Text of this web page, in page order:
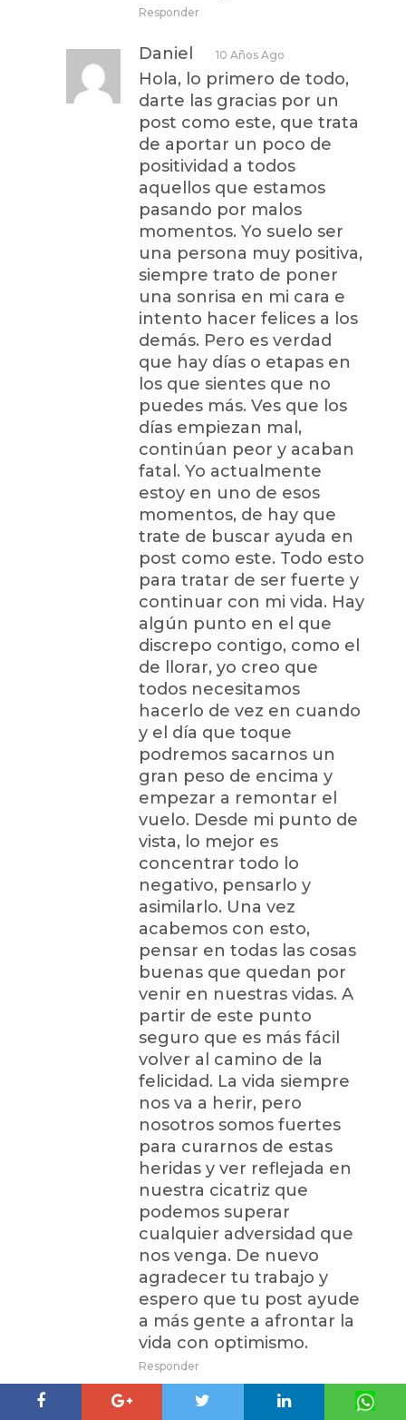
Responder
Daniel 10 Años Ago
Hola, lo primero de todo,
darte las gracias por un
post como este, que trata
de aportar un poco de
positividad a todos
aquellos que estamos
pasando por malos
momentos. Yo suelo ser
una persona muy positiva,
siempre trato de poner
una sonrisa en mi cara e
intento hacer felices a los
demás. Pero es verdad
que hay días o etapas en
los que sientes que no
puedes más. Ves que los
días empiezan mal,
continúan peor y acaban
fatal. Yo actualmente
estoy en uno de esos
momentos, de hay que
trate de buscar ayuda en
post como este. Todo esto
para tratar de ser fuerte y
continuar con mi vida. Hay
algún punto en el que
discrepo contigo, como el
de llorar, yo creo que
todos necesitamos
hacerlo de vez en cuando
y el día que toque
podremos sacarnos un
gran peso de encima y
empezar a remontar el
vuelo. Desde mi punto de
vista, lo mejor es
concentrar todo lo
negativo, pensarlo y
asimilarlo. Una vez
acabemos con esto,
pensar en todas las cosas
buenas que quedan por
venir en nuestras vidas. A
partir de este punto
seguro que es más fácil
volver al camino de la
felicidad. La vida siempre
nos va a herir, pero
nosotros somos fuertes
para curarnos de estas
heridas y ver reflejada en
nuestra cicatriz que
podemos superar
cualquier adversidad que
nos venga. De nuevo
agradecer tu trabajo y
espero que tu post ayude
a más gente a afrontar la
vida con optimismo.
Responder